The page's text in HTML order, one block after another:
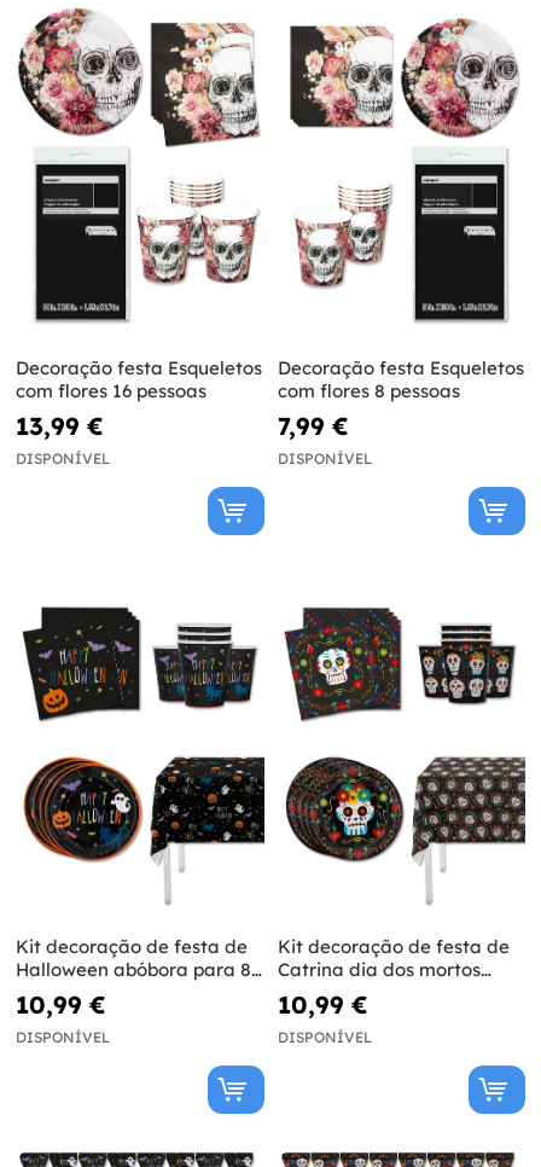
Decoração festa Esqueletos
com flores 16 pessoas
13,99 €
DISPONÍVEL
Decoração festa Esqueletos
com flores 8 pessoas
7,99 €
DISPONÍVEL
Kit decoração de festa de
Halloween abóbora para 8
pessoas - Happy Halloween
10,99 €
DISPONÍVEL
Kit decoração de festa de
Catrina dia dos mortos
para 8 pessoas - Day of the
Dead
10,99 €
DISPONÍVEL